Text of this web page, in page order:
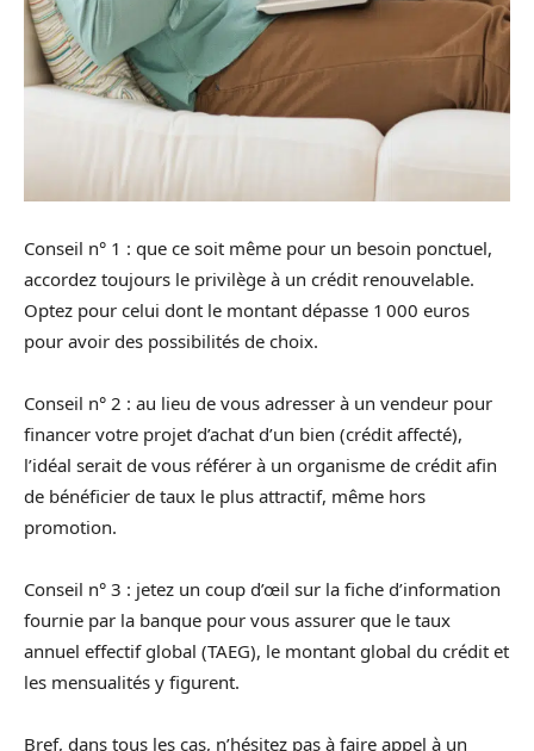
Conseil n° 1 : que ce soit même pour un besoin ponctuel,
accordez toujours le privilège à un crédit renouvelable.
Optez pour celui dont le montant dépasse 1 000 euros
pour avoir des possibilités de choix.
Conseil n° 2 : au lieu de vous adresser à un vendeur pour
financer votre projet d’achat d’un bien (crédit affecté),
l’idéal serait de vous référer à un organisme de crédit afin
de bénéficier de taux le plus attractif, même hors
promotion.
Conseil n° 3 : jetez un coup d’œil sur la fiche d’information
fournie par la banque pour vous assurer que le taux
annuel effectif global (TAEG), le montant global du crédit et
les mensualités y figurent.
Bref, dans tous les cas, n’hésitez pas à faire appel à un